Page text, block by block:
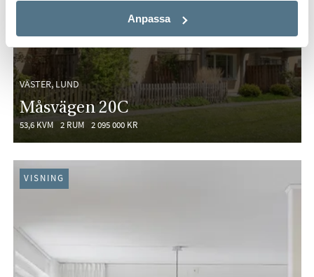
Anpassa
VÄSTER, LUND
Måsvägen 20C
53,6 KVM 2 RUM 2 095 000 KR
VISNING